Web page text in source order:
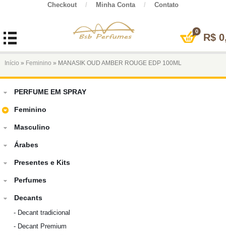
Checkout / Minha Conta / Contato
0
R$
Início » Feminino » MANASIK OUD AMBER ROUGE EDP 100ML
PERFUME EM SPRAY
Feminino
Masculino
Árabes
Presentes e Kits
Perfumes
Decants
- Decant tradicional
- Decant Premium